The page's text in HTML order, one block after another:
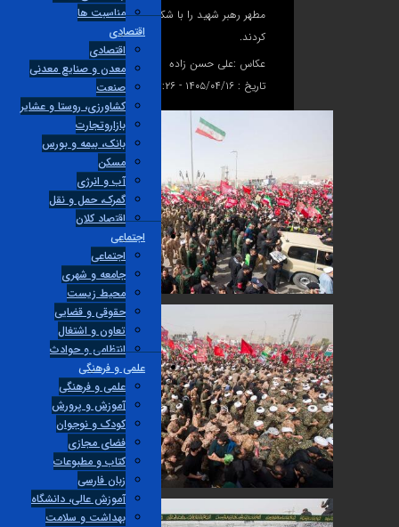
مناسبت ها
اقتصادی
اقتصادی
معدن و صنایع معدنی
صنعت
کشاورزی، روستا و عشایر
بازاروتجارت
بانک، بیمه و بورس
مسکن
آب و انرژی
گمرک، حمل و نقل
اقتصاد کلان
اجتماعی
اجتماعی
جامعه و شهری
محیط زیست
حقوقی و قضایی
تعاون و اشتغال
انتظامی و حوادث
علمی و فرهنگی
علمی و فرهنگی
آموزش و پرورش
کودک و نوجوان
فضای مجازی
کتاب و مطبوعات
زبان فارسی
آموزش عالی، دانشگاه
بهداشت و سلامت
مطهر رهبر شهید را با شکوهی کم‌نظیر تشییع و بدرقه
علی حسن زاده
۱۴۰۵/۰۴/۱۶ - ۱۳:۲۶